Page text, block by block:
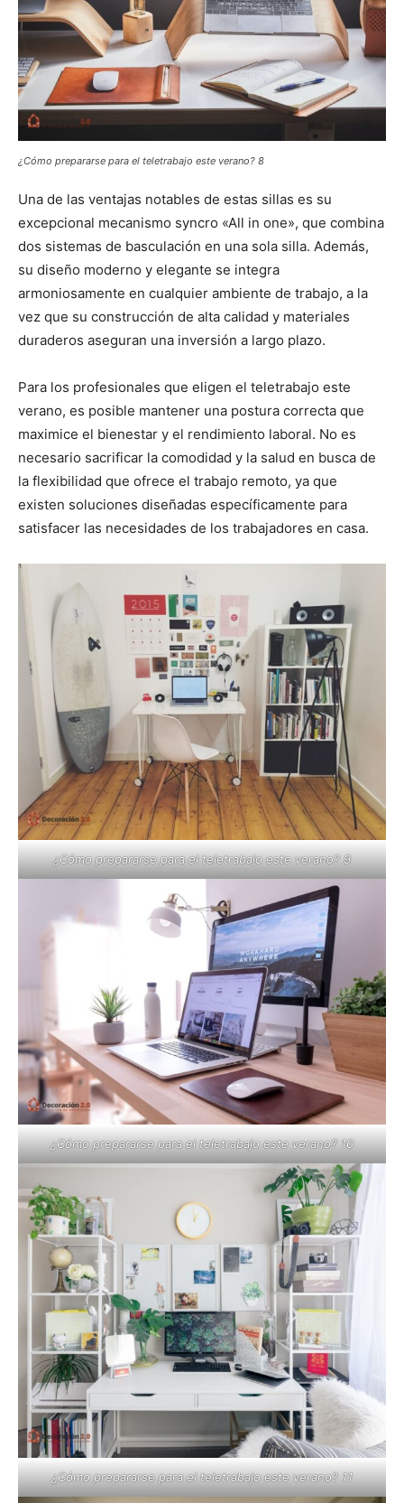
¿Cómo prepararse para el teletrabajo este verano? 8
Una de las ventajas notables de estas sillas es su
excepcional mecanismo syncro «All in one», que combina
dos sistemas de basculación en una sola silla. Además,
su diseño moderno y elegante se integra
armoniosamente en cualquier ambiente de trabajo, a la
vez que su construcción de alta calidad y materiales
duraderos aseguran una inversión a largo plazo.
Para los profesionales que eligen el teletrabajo este
verano, es posible mantener una postura correcta que
maximice el bienestar y el rendimiento laboral. No es
necesario sacrificar la comodidad y la salud en busca de
la flexibilidad que ofrece el trabajo remoto, ya que
existen soluciones diseñadas específicamente para
satisfacer las necesidades de los trabajadores en casa.
¿Cómo prepararse para el teletrabajo este verano? 9
¿Cómo prepararse para el teletrabajo este verano? 10
¿Cómo prepararse para el teletrabajo este verano? 11